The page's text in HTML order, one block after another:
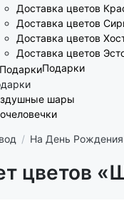
Доставка цветов
Доставка цветов
Доставка цветов
Доставка цветов
Подарки
шары
На День Рождения
цветов